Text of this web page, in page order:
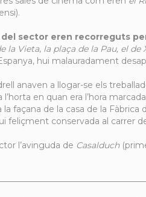
sector eren recorreguts
la Vieta, la plaça de la Pau, el
hui malauradament
anaven a llogar-se els
l’horta en quan era l’hora
la façana de la casa de la
feliçment conservada al carrer
l’avinguda de Casalduch